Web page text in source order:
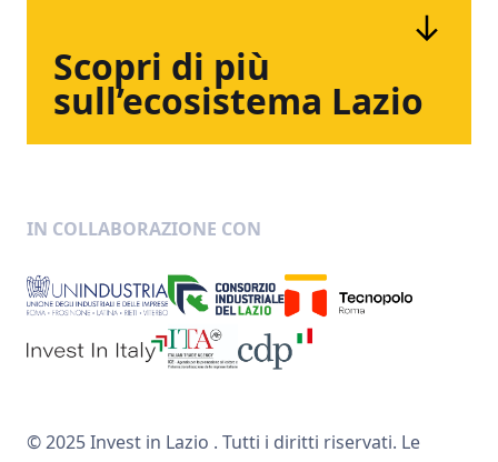
Scopri di più
sull’ecosistema Lazio
IN COLLABORAZIONE CON
© 2025 Invest in Lazio . Tutti i diritti riservati. Le